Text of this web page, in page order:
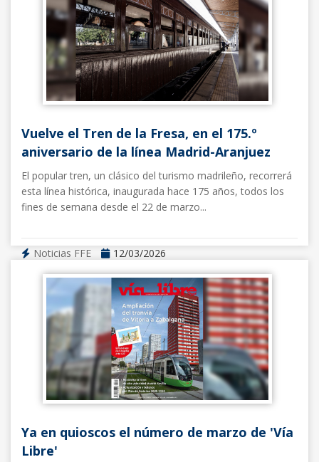
Vuelve el Tren de la Fresa, en el 175.º
aniversario de la línea Madrid-Aranjuez
El popular tren, un clásico del turismo madrileño, recorrerá
esta línea histórica, inaugurada hace 175 años, todos los
fines de semana desde el 22 de marzo...
Noticias FFE 12/03/2026
Ya en quioscos el número de marzo de 'Vía
Libre'